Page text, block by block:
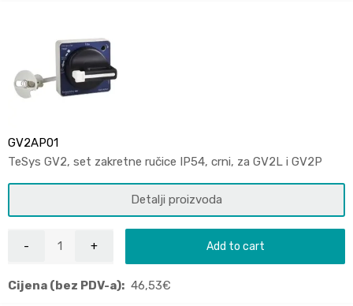
GV2AP01
TeSys GV2, set zakretne ručice IP54, crni, za GV2L i GV2P
Detalji proizvoda
Add to cart
Cijena (bez PDV-a): 46,53€